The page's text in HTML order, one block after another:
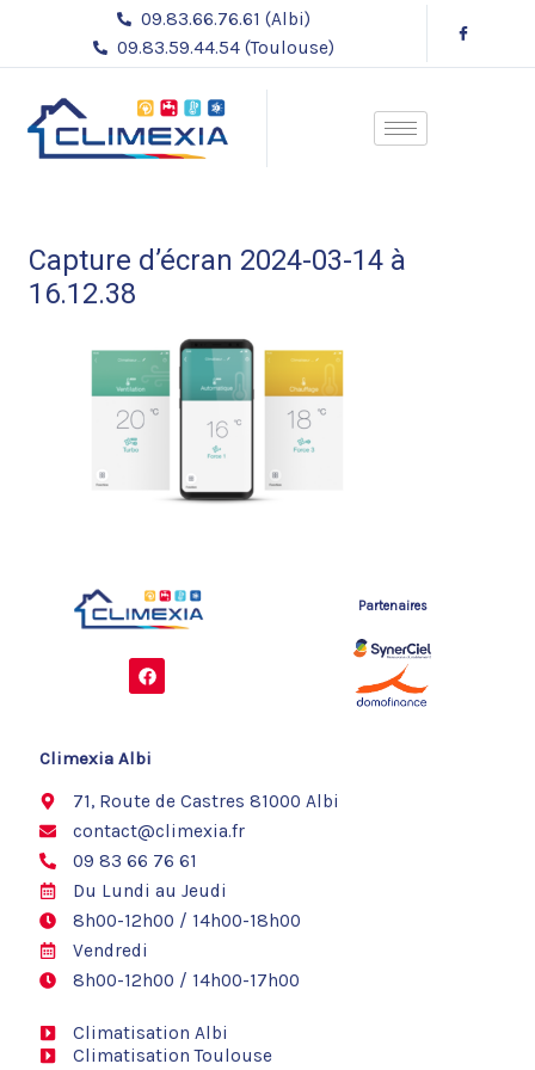
contenu
09.83.66.76.61 (Albi)
09.83.59.44.54 (Toulouse)
Capture d’écran 2024-03-14 à
16.12.38
F
a
c
o
Partenaires
Climexia Albi
71, Route de Castres 81000 Albi
contact@climexia.fr
09 83 66 76 61
Du Lundi au Jeudi
8h00-12h00 / 14h00-18h00
Vendredi
8h00-12h00 / 14h00-17h00
Climatisation Albi
Climatisation Toulouse